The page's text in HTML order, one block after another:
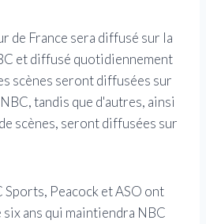
de France sera diffusé sur la
et diffusé quotidiennement
scènes seront diffusées sur
tandis que d'autres, ainsi
scènes, seront diffusées sur
Peacock et ASO ont
six ans qui maintiendra NBC